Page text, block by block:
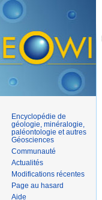
Encyclopédie de
géologie, minéralogie,
paléontologie et autres
Géosciences
Communauté
Actualités
Modifications récentes
Page au hasard
Aide